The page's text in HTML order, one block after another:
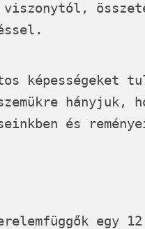
viszonytól,
hányjuk,
és
egy